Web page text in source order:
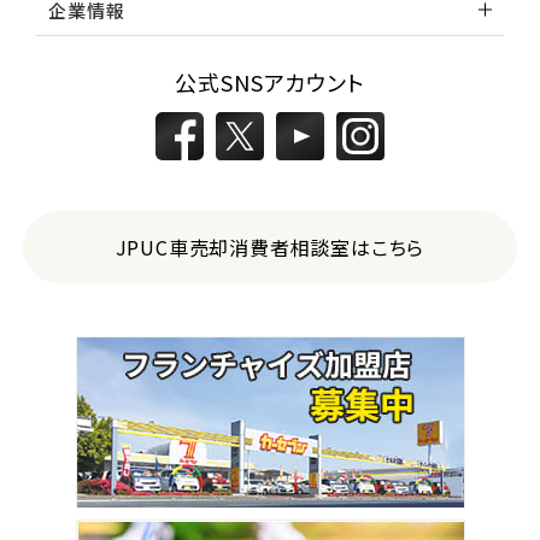
企業情報
公式SNSアカウント
JPUC車売却消費者相談室はこちら